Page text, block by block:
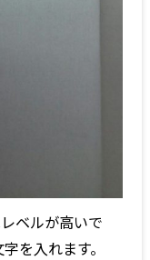
ベルが高いで
を入れます。